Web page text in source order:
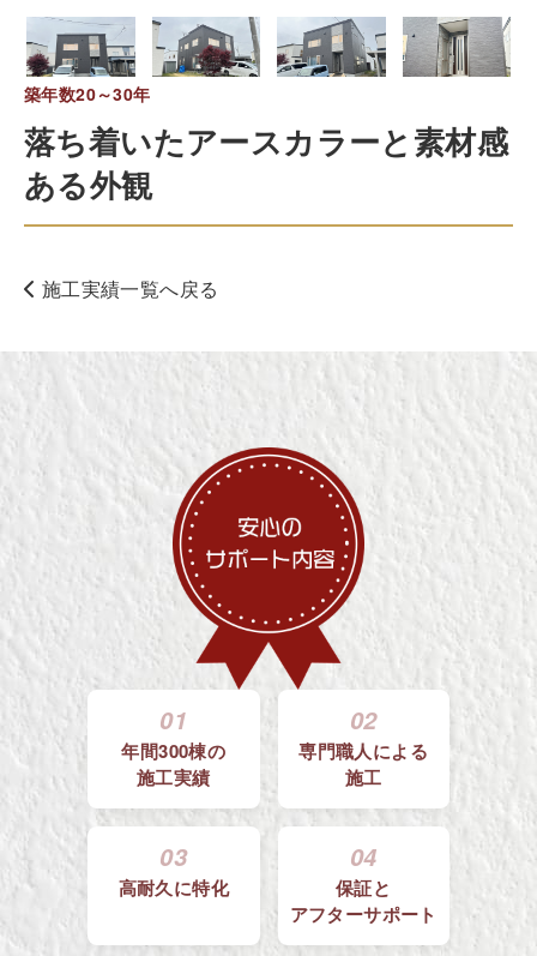
築年数20～30年
落ち着いたアースカラーと素材感
ある外観
施工実績一覧へ戻る
01
年間300棟の
施工実績
02
専門職人による
施工
03
高耐久に特化
04
保証と
アフターサポート